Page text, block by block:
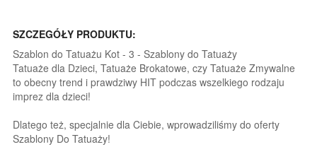
SZCZEGÓŁY PRODUKTU:
Szablon do Tatuażu Kot - 3 - Szablony do Tatuaży
Tatuaże dla Dzieci, Tatuaże Brokatowe, czy Tatuaże Zmywalne
to obecny trend i prawdziwy HIT podczas wszelkiego rodzaju
imprez dla dzieci!
Dlatego też, specjalnie dla Ciebie, wprowadziliśmy do oferty
Szablony Do Tatuaży!